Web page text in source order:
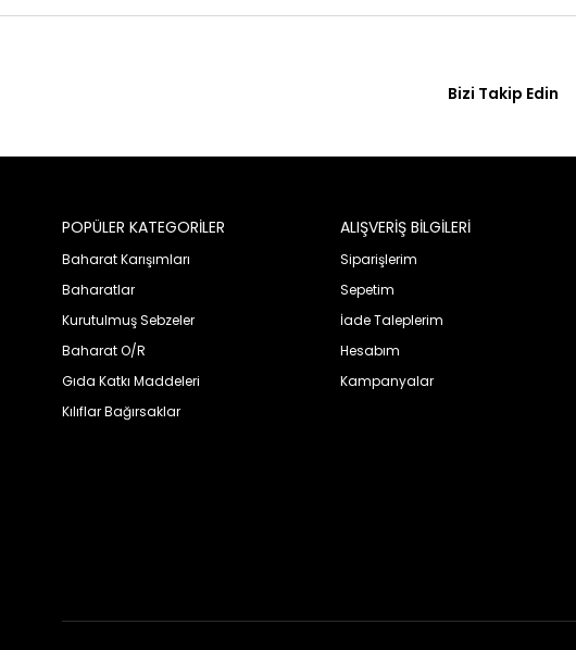
Bizi Takip Edin
POPÜLER KATEGORİLER
Baharat Karışımları
Baharatlar
Kurutulmuş Sebzeler
Baharat O/R
Gıda Katkı Maddeleri
Kılıflar Bağırsaklar
ALIŞVERİŞ BİLGİLERİ
Siparişlerim
Sepetim
İade Taleplerim
Hesabım
Kampanyalar